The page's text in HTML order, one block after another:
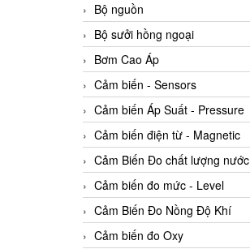
Bộ nguồn
Bộ sưởi hồng ngoại
Bơm Cao Áp
Cảm biến - Sensors
Cảm biến Áp Suất - Pressure
Cảm biến điện từ - Magnetic
Cảm Biến Đo chất lượng nước
Cảm biến đo mức - Level
Cảm Biến Đo Nồng Độ Khí
Cảm biến đo Oxy